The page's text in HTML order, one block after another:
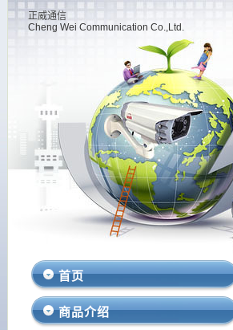
正威通信
Cheng Wei Communication Co.,Ltd.
首页
商品介绍